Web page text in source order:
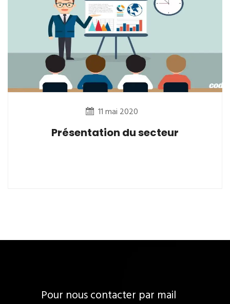
11 mai 2020
Présentation du secteur
Pour nous contacter par mail